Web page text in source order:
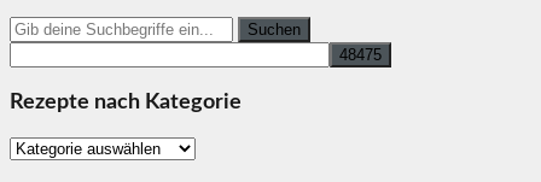
Search
for:
Rezepte nach Kategorie
Rezepte